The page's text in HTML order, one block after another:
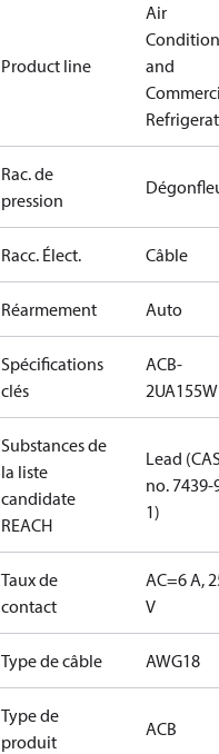
Product line
Air
and
Rac. de
pression
Racc. Élect. Câble
Réarmement Auto
Spécifications
clés
ACB-
2UA155W
Substances de
la liste
candidate
REACH
Lead
no. 7439-
1)
Taux de
contact
AC=6 A,
V
Type de câble AWG18
Type de
produit
ACB